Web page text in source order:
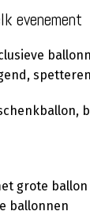
evenement
grote ballon
ballonnen